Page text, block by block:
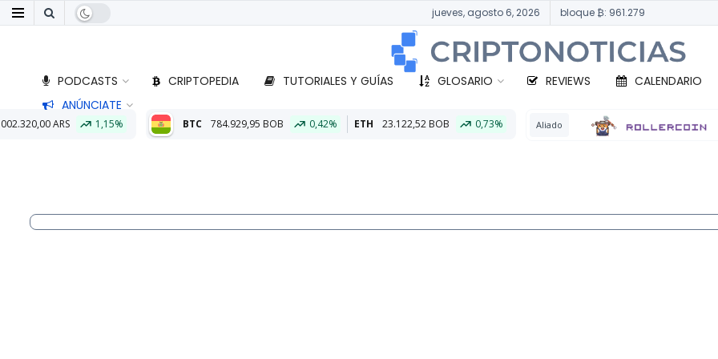
jueves, agosto 6, 2026 bloque ₿: 961.279
PODCASTS CRIPTOPEDIA TUTORIALES Y GUÍAS GLOSARIO REVIEWS CALENDARIO
ANÚNCIATE
BTC 784.929,95 BOB 0,42% ETH 23.122,52 BOB 0,73% Aliado BTC